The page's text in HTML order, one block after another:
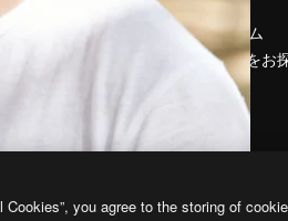
アフィリエイト
する
プレスルーム
magnific.aiをお
ですか？
Cookies”, you agree to the storing of